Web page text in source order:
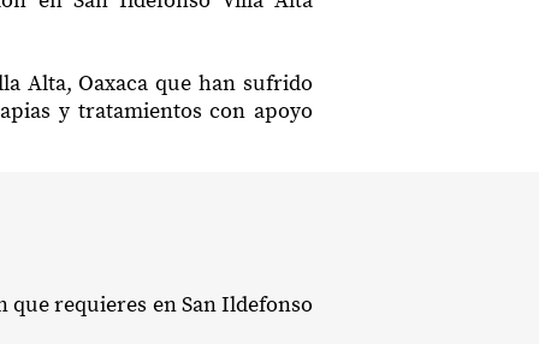
Alta, Oaxaca que han sufrido
y tratamientos con apoyo
que requieres en San Ildefonso